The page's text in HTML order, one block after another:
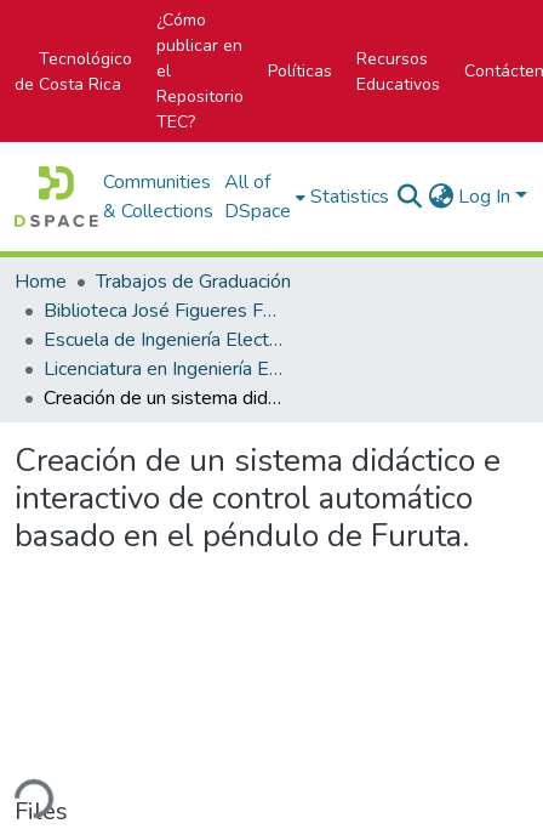
Tecnológico
de Costa Rica
¿Cómo
publicar en
el
Repositorio
TEC?
Políticas
Recursos
Educativos
Communities
& Collections
All of
DSpace
Statistics Log In
Home
Trabajos de Graduación
Biblioteca José Figueres Ferrer
Escuela de Ingeniería Electrónica
Licenciatura en Ingeniería Electrónica
Creación de un sistema didáctico e interactivo de control automático basado en el péndulo de Furuta.
Creación de un sistema didáctico e
interactivo de control automático
basado en el péndulo de Furuta.
Files